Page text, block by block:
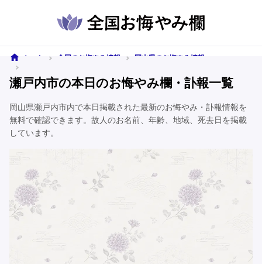
ホーム 全国のお悔やみ情報
岡山県のお悔やみ情報
瀬戸内市の本日のお悔やみ欄・訃報一覧
岡山県瀬戸内市内で本日掲載された最新のお悔やみ・訃報情報を
無料で確認できます。故人のお名前、年齢、地域、死去日を掲載
しています。